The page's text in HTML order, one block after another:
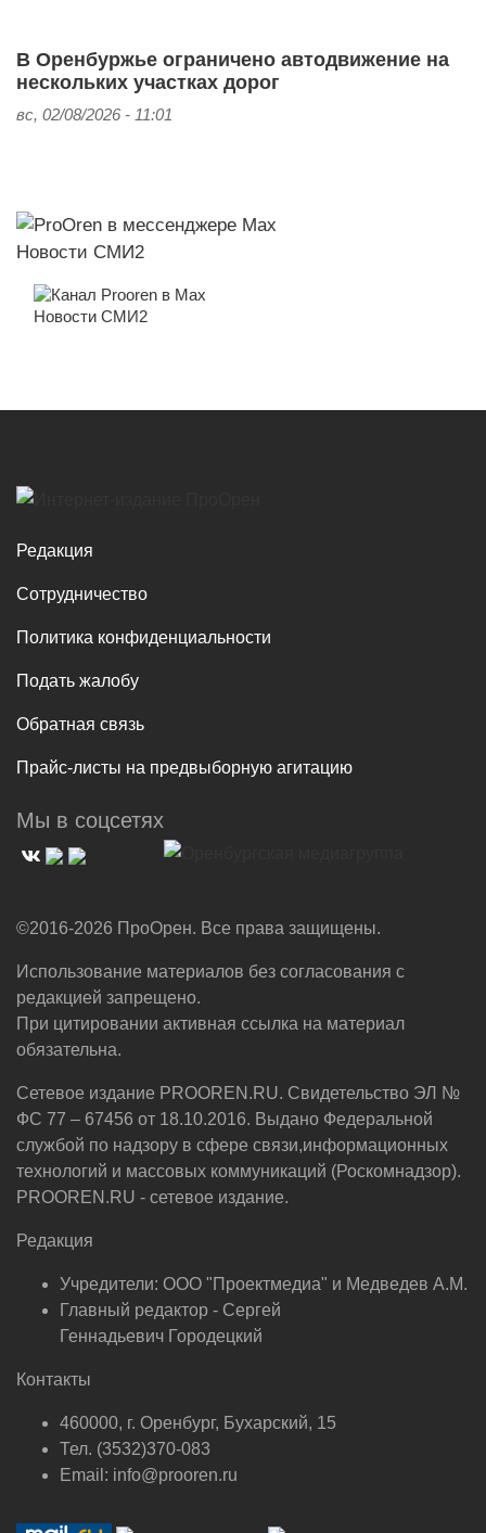
В Оренбуржье ограничено автодвижение на
нескольких участках дорог
вс, 02/08/2026 - 11:01
Новости СМИ2
Новости СМИ2
Редакция
Сотрудничество
Политика конфиденциальности
Подать жалобу
Обратная связь
Прайс-листы на предвыборную агитацию
Мы в соцсетях
©2016-2026 ПроОрен. Все права защищены.
Использование материалов без согласования с
редакцией запрещено.
При цитировании активная ссылка на материал
обязательна.
Сетевое издание PROOREN.RU. Свидетельство ЭЛ №
ФС 77 – 67456 от 18.10.2016. Выдано Федеральной
службой по надзору в сфере связи,информационных
технологий и массовых коммуникаций (Роскомнадзор).
PROOREN.RU - сетевое издание.
Редакция
Учредители: ООО "Проектмедиа" и Медведев А.М.
Главный редактор - Сергей
Геннадьевич Городецкий
Контакты
460000, г. Оренбург, Бухарский, 15
Тел. (3532)370-083
Email: info@prooren.ru